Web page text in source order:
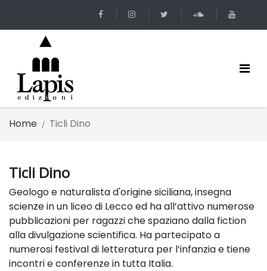
Home Ticli Dino
Ticli Dino
Geologo e naturalista d'origine siciliana, insegna
scienze in un liceo di Lecco ed ha all’attivo numerose
pubblicazioni per ragazzi che spaziano dalla fiction
alla divulgazione scientifica. Ha partecipato a
numerosi festival di letteratura per l’infanzia e tiene
incontri e conferenze in tutta Italia.